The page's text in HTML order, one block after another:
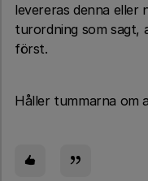
levereras denna eller
turordning som sagt,
först.
Håller tummarna om